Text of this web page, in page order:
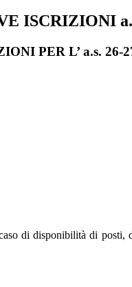
ISCRIZIONI
PER L’ a.s. 26-
di disponibilità di